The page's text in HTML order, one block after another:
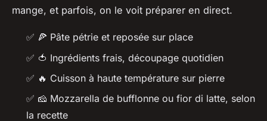
mange, et parfois, on le voit préparer en direct.
✅ 🍕 Pâte pétrie et reposée sur place
✅ 🍅 Ingrédients frais, découpage quotidien
✅ 🔥 Cuisson à haute température sur pierre
✅ 🧀 Mozzarella de bufflonne ou fior di latte, selon
la recette